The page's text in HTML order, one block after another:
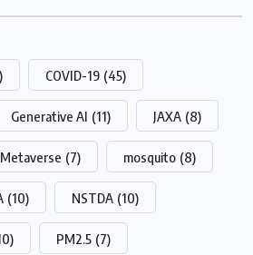
COVID-19 (45)
Generative AI (11) JAXA (8)
Metaverse (7) mosquito (8)
(10) NSTDA (10)
PM2.5 (7)